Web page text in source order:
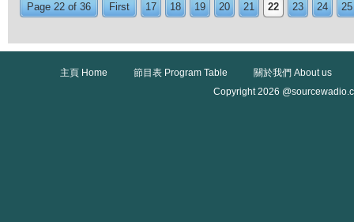
Page 22 of 36 First 17 18 19 20 21 22 23 24 25
主頁 Home 節目表 Program Table
關於我們 About us
Copyright 2026